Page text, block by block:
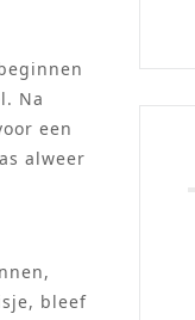
Na
een
alweer
bleef